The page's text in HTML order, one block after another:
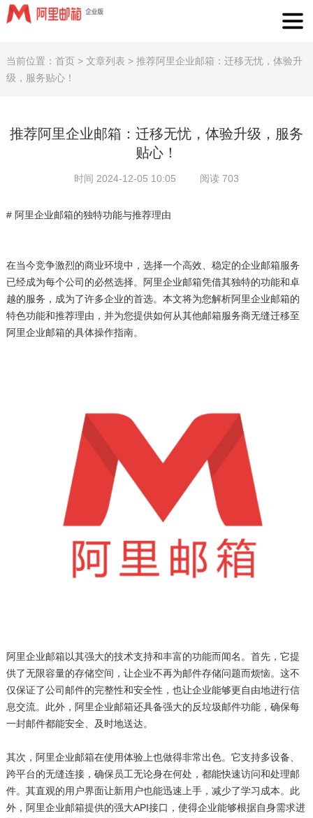
当前位置： 首页> 文章列表 > 推荐阿里企业邮箱：迁移无忧，体验升
级，服务贴心！
推荐阿里企业邮箱：迁移无忧，体验升级，服务
贴心！
时间 2024-12-05 10:05 阅读 703
# 阿里企业邮箱的独特功能与推荐理由
在当今竞争激烈的商业环境中，选择一个高效、稳定的企业邮箱服务
已经成为每个公司的必然选择。阿里企业邮箱凭借其独特的功能和卓
越的服务，成为了许多企业的首选。本文将为您解析阿里企业邮箱的
特色功能和推荐理由，并为您提供如何从其他邮箱服务商无缝迁移至
阿里企业邮箱的具体操作指南。
阿里企业邮箱以其强大的技术支持和丰富的功能而闻名。首先，它提
供了无限容量的存储空间，让企业不再为邮件存储问题而烦恼。这不
仅保证了公司邮件的完整性和安全性，也让企业能够更自由地进行信
息交流。此外，阿里企业邮箱还具备强大的反垃圾邮件功能，确保每
一封邮件都能安全、及时地送达。
其次，阿里企业邮箱在使用体验上也做得非常出色。它支持多设备、
跨平台的无缝连接，确保员工无论身在何处，都能快速访问和处理邮
件。其直观的用户界面让新用户也能迅速上手，减少了学习成本。此
外，阿里企业邮箱提供的强大API接口，使得企业能够根据自身需求进